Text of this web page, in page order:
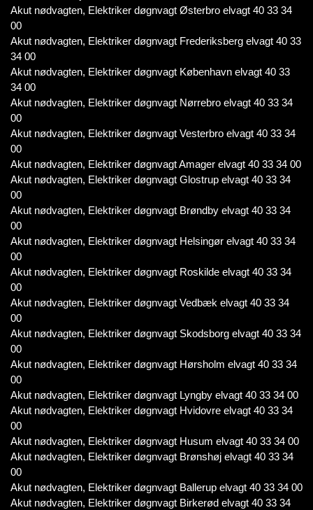
Akut nødvagten, Elektriker døgnvagt Østerbro elvagt 40 33 34
00
Akut nødvagten, Elektriker døgnvagt Frederiksberg elvagt 40 33
34 00
Akut nødvagten, Elektriker døgnvagt København elvagt 40 33
34 00
Akut nødvagten, Elektriker døgnvagt Nørrebro elvagt 40 33 34
00
Akut nødvagten, Elektriker døgnvagt Vesterbro elvagt 40 33 34
00
Akut nødvagten, Elektriker døgnvagt Amager elvagt 40 33 34 00
Akut nødvagten, Elektriker døgnvagt Glostrup elvagt 40 33 34
00
Akut nødvagten, Elektriker døgnvagt Brøndby elvagt 40 33 34
00
Akut nødvagten, Elektriker døgnvagt Helsingør elvagt 40 33 34
00
Akut nødvagten, Elektriker døgnvagt Roskilde elvagt 40 33 34
00
Akut nødvagten, Elektriker døgnvagt Vedbæk elvagt 40 33 34
00
Akut nødvagten, Elektriker døgnvagt Skodsborg elvagt 40 33 34
00
Akut nødvagten, Elektriker døgnvagt Hørsholm elvagt 40 33 34
00
Akut nødvagten, Elektriker døgnvagt Lyngby elvagt 40 33 34 00
Akut nødvagten, Elektriker døgnvagt Hvidovre elvagt 40 33 34
00
Akut nødvagten, Elektriker døgnvagt Husum elvagt 40 33 34 00
Akut nødvagten, Elektriker døgnvagt Brønshøj elvagt 40 33 34
00
Akut nødvagten, Elektriker døgnvagt Ballerup elvagt 40 33 34 00
Akut nødvagten, Elektriker døgnvagt Birkerød elvagt 40 33 34